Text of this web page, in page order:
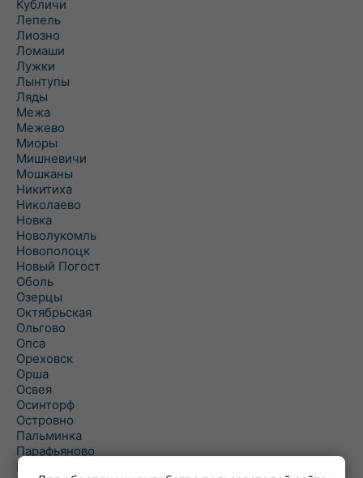
Кубличи
Лепель
Лиозно
Ломаши
Лужки
Лынтупы
Ляды
Межа
Межево
Миоры
Мишневичи
Мошканы
Никитиха
Николаево
Новка
Новолукомль
Новополоцк
Новый Погост
Оболь
Озерцы
Октябрьская
Ольгово
Опса
Ореховск
Орша
Освея
Осинторф
Островно
Пальминка
Парафьяново
Плисса